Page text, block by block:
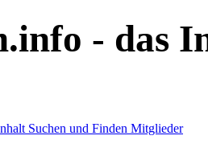
- das
Suchen und Finden Mitglieder